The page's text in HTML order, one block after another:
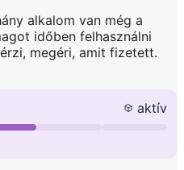
alkalom van még a
időben felhasználni
megéri, amit fizetett.
aktív